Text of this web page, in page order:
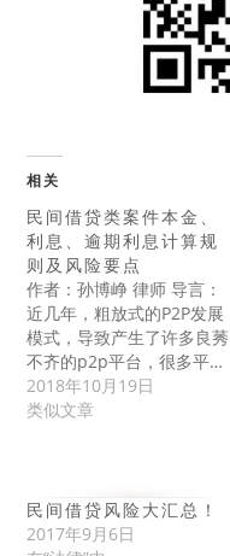
相关
民间借贷类案件本金、
利息、逾期利息计算规
则及风险要点
作者：孙博峥 律师 导言：
近几年，粗放式的P2P发展
模式，导致产生了许多良莠
不齐的p2p平台，很多平…
2018年10月19日
类似文章
民间借贷风险大汇总！
2017年9月6日